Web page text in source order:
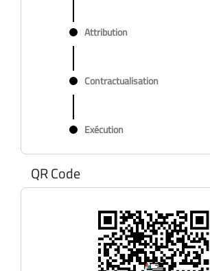
Attribution
Contractualisation
Exécution
QR Code